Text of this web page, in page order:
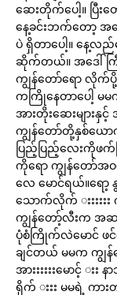
ဆေးတိုက်ပေါ့။ ပြီး
နေ့ခင်းဘက်တော့ အ
ပဲ ရှိတာပေါ့။ နေ့
ဆိုက်တယ်။ အဒေါ်က
ကျွန်တော်ရော လိုက်
ကကြိုနေတာပေါ့ မ
အားတိုးဆေးများ
ကျွန်တော်တို့နှစ်ယေ
ပြည့်ပြည့်လေးကိုဖက်
ကိုရော ကျွန်တော်အ
လေ မောင်ရယ်။ရော့
သောက်လိုက် းးးးး
ကျွန်တော့်လီးက အ
ပုံစံကြိုက်လဲမောင် ဖင်
ချင်တယ် မမက ကျွ
အားးးးးးမောင့်
ရိုက် းးး မမရဲ့ ကားတ